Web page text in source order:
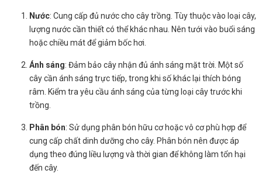
Nước: Cung cấp đủ nước cho cây trồng. Tùy thuộc vào loại cây,
lượng nước cần thiết có thể khác nhau. Nên tưới vào buổi sáng
hoặc chiều mát để giảm bốc hơi.
Ánh sáng: Đảm bảo cây nhận đủ ánh sáng mặt trời. Một số
cây cần ánh sáng trực tiếp, trong khi số khác lại thích bóng
râm. Kiểm tra yêu cầu ánh sáng của từng loại cây trước khi
trồng.
Phân bón: Sử dụng phân bón hữu cơ hoặc vô cơ phù hợp để
cung cấp chất dinh dưỡng cho cây. Phân bón nên được áp
dụng theo đúng liều lượng và thời gian để không làm tổn hại
đến cây.